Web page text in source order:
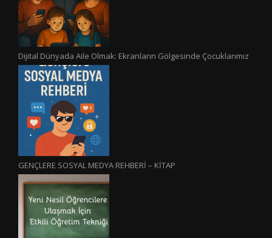
Dijital Dünyada Aile Olmak: Ekranların Gölgesinde Çocuklarımız
GENÇLERE SOSYAL MEDYA REHBERİ – KİTAP